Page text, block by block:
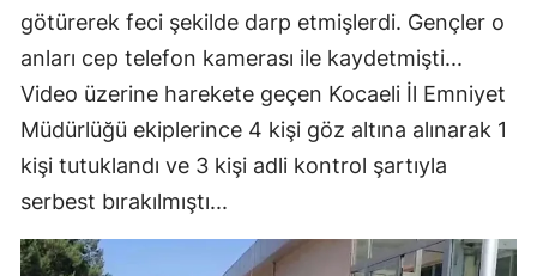
götürerek feci şekilde darp etmişlerdi. Gençler o
anları cep telefon kamerası ile kaydetmişti...
Video üzerine harekete geçen Kocaeli İl Emniyet
Müdürlüğü ekiplerince 4 kişi göz altına alınarak 1
kişi tutuklandı ve 3 kişi adli kontrol şartıyla
serbest bırakılmıştı...